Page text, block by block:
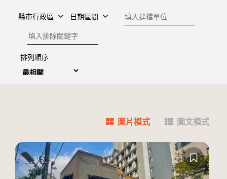
縣市行政區 日期區間
建檔單位
排除關鍵字
排列順序
圖片模式 圖文模式